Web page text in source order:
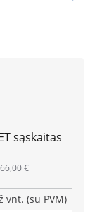
sąskaitas
€
vnt. (su PVM)